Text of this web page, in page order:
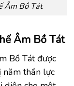
Âm Bồ Tát
Âm Bồ Tát
Bồ Tát được
năm thần lực